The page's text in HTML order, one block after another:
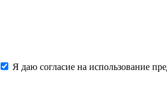
Я даю согласие на использование